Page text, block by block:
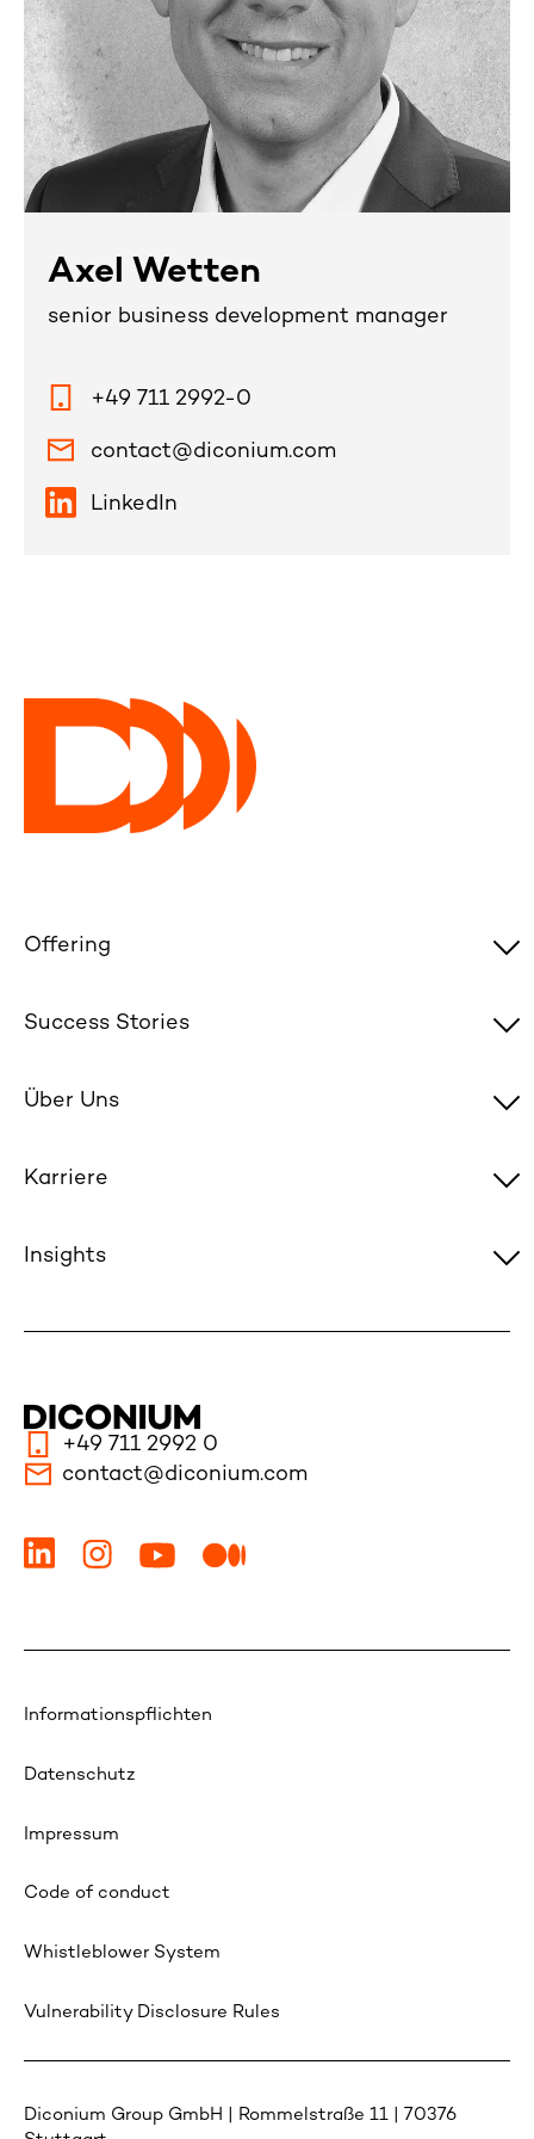
Axel Wetten
senior business development manager
+49 711 2992-0
contact@diconium.com
LinkedIn
Offering
Success Stories
Über Uns
Karriere
Insights
+49 711 2992 0
contact@diconium.com
Informationspflichten
Datenschutz
Impressum
Code of conduct
Whistleblower System
Vulnerability Disclosure Rules
Diconium Group GmbH | Rommelstraße 11 | 70376